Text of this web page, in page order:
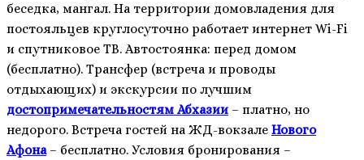
беседка, мангал. На территории домовладения для
постояльцев круглосуточно работает интернет Wi-Fi
и спутниковое ТВ. Автостоянка: перед домом
(бесплатно). Трансфер (встреча и проводы
отдыхающих) и экскурсии по лучшим
достопримечательностям Абхазии – платно, но
недорого. Встреча гостей на ЖД-вокзале Нового
Афона– бесплатно. Условия бронирования –